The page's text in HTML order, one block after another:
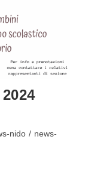
nido / news-